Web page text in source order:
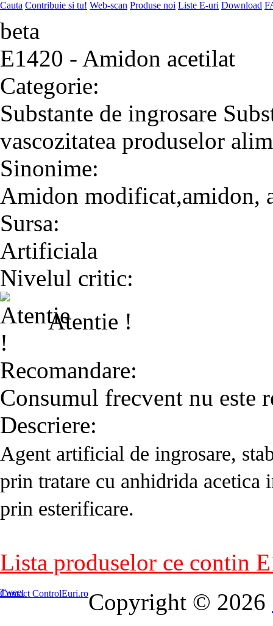
Cauta Contribuie si tu! Web-scan Produse noi Liste E-uri Download
beta
E1420 - Amidon acetilat
Categorie:
Substante de ingrosare
vascozitatea produselor
Sinonime:
Amidon modificat,amidon,
Sursa:
Artificiala
Nivelul critic:
Atentie !
Recomandare:
Consumul frecvent nu este
Descriere:
Agent artificial de ingrosare,
prin tratare cu anhidrida
prin esterificare.
Lista produselor ce contin
Tweet
Contact ControlEuri.roCopyright © 2026